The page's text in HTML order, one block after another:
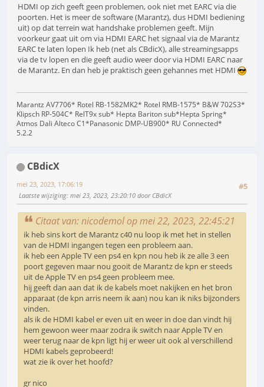
HDMI op zich geeft geen problemen, ook niet met EARC via die
poorten. Het is meer de software (Marantz), dus HDMI bediening
uit) op dat terrein wat handshake problemen geeft. Mijn
voorkeur gaat uit om via HDMI EARC het signaal via de Marantz
EARC te laten lopen Ik heb (net als CBdicX), alle streamingsapps
via de tv lopen en die geeft audio weer door via HDMI EARC naar
de Marantz. En dan heb je praktisch geen gehannes met HDMI
Marantz AV7706* Rotel RB-1582MK2* Rotel RMB-1575* B&W 702S3*
Klipsch RP-504C* RelT9x sub* Hepta Bariton sub*Hepta Spring*
Atmos Dali Alteco C1*Panasonic DMP-UB900* RU Connected*
5.2.2
CBdicX
#5
mei 23, 2023, 17:06:19
Laatste wijziging: mei 23, 2023, 23:20:10 door CBdicX
Citaat van: nicodemol op mei 22, 2023, 22:45:21
ik heb sins kort de Marantz c40 nu loop ik met het in stellen
van de HDMI ingangen tegen een probleem aan.
ik heb een Apple TV een ps4 en kpn nou heb ik ze alle 3 een
poort gegeven maar nou gooit de Marantz de kpn er steeds
uit de Apple TV en ps4 geen probleem mee.
hij geeft dan aan dat ik de kabels moet nakijken en het bron
apparaat (de kpn arris neem ik aan) nou kan ik niks bijzonders
vinden.
als ik de HDMI kabel er even uit en weer in doe dan vindt hij
hem gewoon weer maar zodra ik switch naar Apple TV en
weer terug naar de kpn ligt hij er weer uit ook al verschillend
HDMI kabels geprobeerd!
wat zie ik over het hoofd?
gr nico